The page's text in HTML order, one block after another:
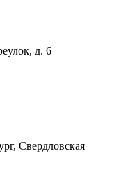
д. 6
Свердловская